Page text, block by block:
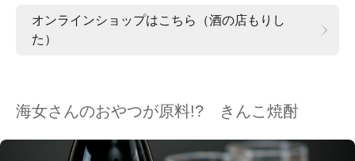
オンラインショップはこちら（酒の店もりし
た）
海女さんのおやつが原料!? きんこ焼酎